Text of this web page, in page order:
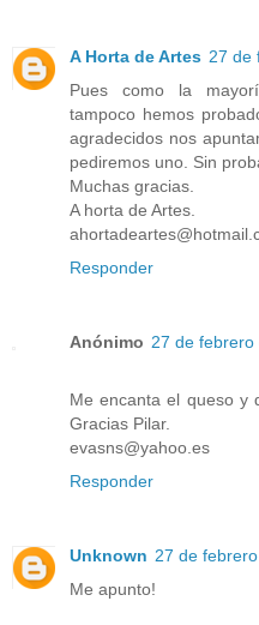
A Horta de Artes 27 de
Pues como la
tampoco hemos
agradecidos nos
pediremos uno. Sin
Muchas gracias.
A horta de Artes.
Responder
Anónimo 27 de
Me encanta el queso y
Gracias Pilar.
evasns@yahoo.es
Responder
Unknown 27 de
Me apunto!